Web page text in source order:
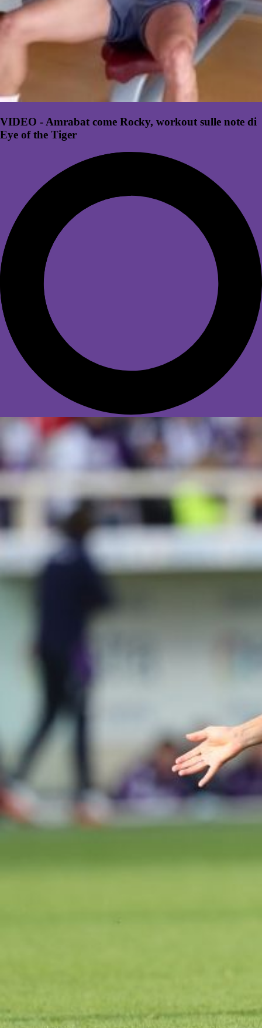
VIDEO - Amrabat come Rocky, workout sulle note di
Eye of the Tiger